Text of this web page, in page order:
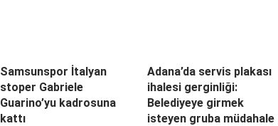
Samsunspor İtalyan
stoper Gabriele
Guarino’yu kadrosuna
kattı
Adana’da servis plakası
ihalesi gerginliği:
Belediyeye girmek
isteyen gruba müdahale